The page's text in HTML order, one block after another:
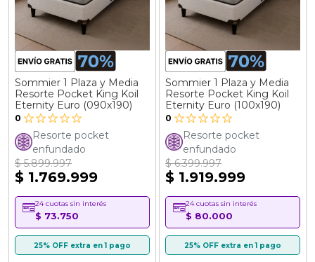
Sommier 1 Plaza y Media
Resorte Pocket King Koil
Eternity Euro (090x190)
0
Resorte pocket
enfundado
$ 5.899.997
$ 1.769.999
24 cuotas sin interés
$ 73.750
25% OFF extra en 1 pago
Sommier 1 Plaza y Media
Resorte Pocket King Koil
Eternity Euro (100x190)
0
Resorte pocket
enfundado
$ 6.399.997
$ 1.919.999
24 cuotas sin interés
$ 80.000
25% OFF extra en 1 pago